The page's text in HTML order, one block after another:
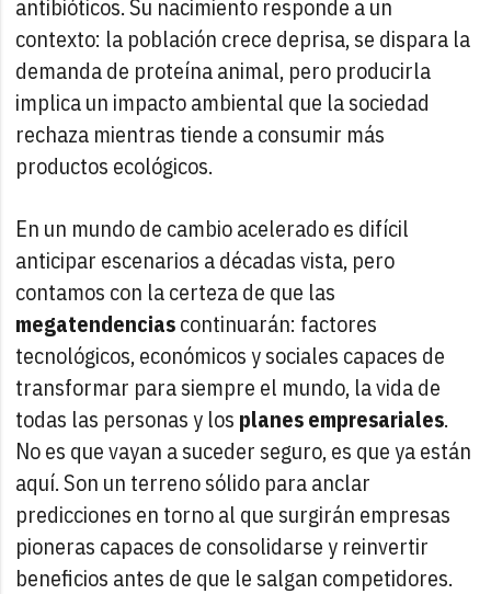
antibióticos. Su nacimiento responde a un
contexto: la población crece deprisa, se dispara la
demanda de proteína animal, pero producirla
implica un impacto ambiental que la sociedad
rechaza mientras tiende a consumir más
productos ecológicos.
En un mundo de cambio acelerado es difícil
anticipar escenarios a décadas vista, pero
contamos con la certeza de que las
megatendenciascontinuarán: factores
tecnológicos, económicos y sociales capaces de
transformar para siempre el mundo, la vida de
todas las personas y los planes empresariales.
No es que vayan a suceder seguro, es que ya están
aquí. Son un terreno sólido para anclar
predicciones en torno al que surgirán empresas
pioneras capaces de consolidarse y reinvertir
beneficios antes de que le salgan competidores.